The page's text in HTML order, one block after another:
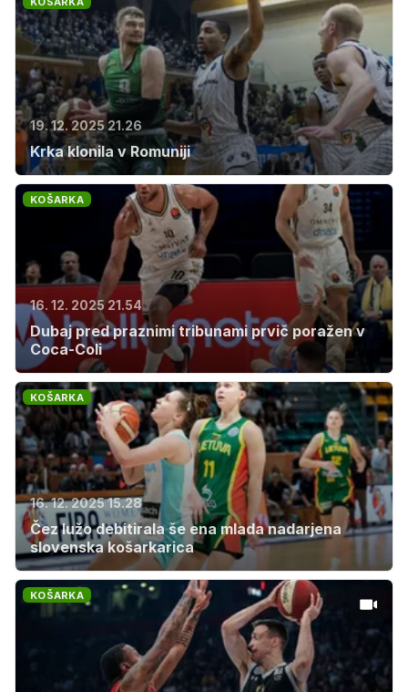
19. 12. 2025 21.26
Krka klonila v Romuniji
KOŠARKA
16. 12. 2025 21.54
Dubaj pred praznimi tribunami prvič poražen v
Coca-Coli
KOŠARKA
16. 12. 2025 15.28
Čez lužo debitirala še ena mlada nadarjena
slovenska košarkarica
KOŠARKA